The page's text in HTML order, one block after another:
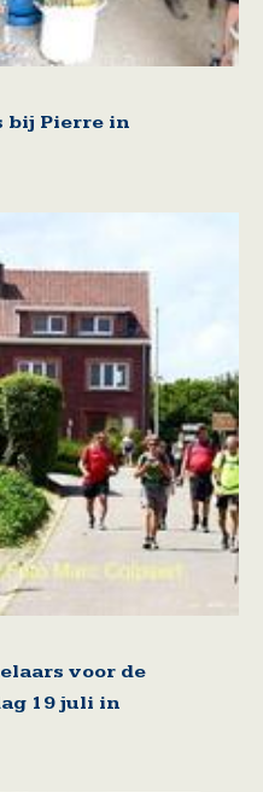
bij Pierre in
voor de
19 juli in